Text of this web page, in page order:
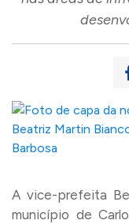
A vice-prefeita
município de